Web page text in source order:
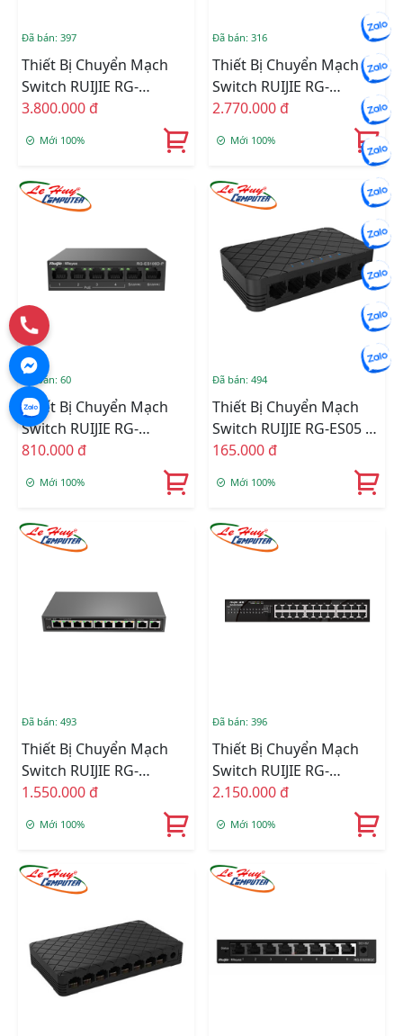
Đã bán: 397
Thiết Bị Chuyển Mạch
Switch RUIJIE RG-
ES126S-LP 24 Port
10/100Mbps + 1 Gigabit
RJ45 Port + 1 Gigabit
3.800.000 đ
Mới 100%
Đã bán: 316
Thiết Bị Chuyển Mạch
Switch RUIJIE RG-
ES118S-LP 16 Port
RJ45/SFP
2.770.000 đ
Mới 100%
Đã bán: 60
Thiết Bị Chuyển Mạch
Switch RUIJIE RG-
ES106D-P 4-Port POE + 2
Uplink Port 10/100Mbps
810.000 đ
Mới 100%
Đã bán: 494
Thiết Bị Chuyển Mạch
Switch RUIJIE RG-ES05 5
Cổng 10/100 Base-T
165.000 đ
Mới 100%
Đã bán: 493
Thiết Bị Chuyển Mạch
Switch RUIJIE RG-
ES110D-P 8-Port
100Mbps + 2-Port Uplink
1000Mbps
1.550.000 đ
Mới 100%
Đã bán: 396
Thiết Bị Chuyển Mạch
Switch RUIJIE RG-
ES124GD 24-Port
2.150.000 đ
Mới 100%